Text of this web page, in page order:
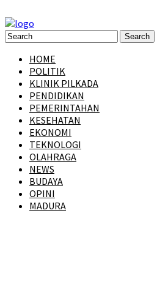
HOME
POLITIK
KLINIK PILKADA
PENDIDIKAN
PEMERINTAHAN
KESEHATAN
EKONOMI
TEKNOLOGI
OLAHRAGA
NEWS
BUDAYA
OPINI
MADURA